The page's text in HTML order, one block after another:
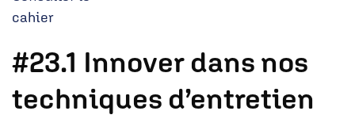
cahier
#23.1 Innover dans nos
techniques d’entretien